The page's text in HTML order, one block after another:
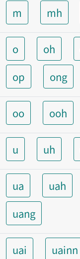
m mh
o oh
op
ong
oo ooh
u uh
ua uah
uang
uai uainn